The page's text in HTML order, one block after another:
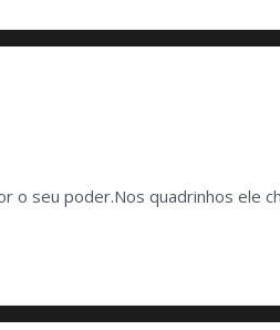
o seu poder.Nos quadrinhos ele